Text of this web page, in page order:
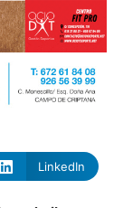
LinkedIn